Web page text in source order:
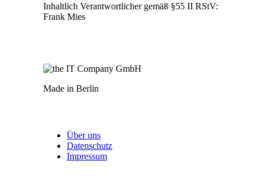
Inhaltlich Verantwortlicher gemäß §55 II RStV:
Frank Mies
Made in Berlin
Über uns
Datenschutz
Impressum